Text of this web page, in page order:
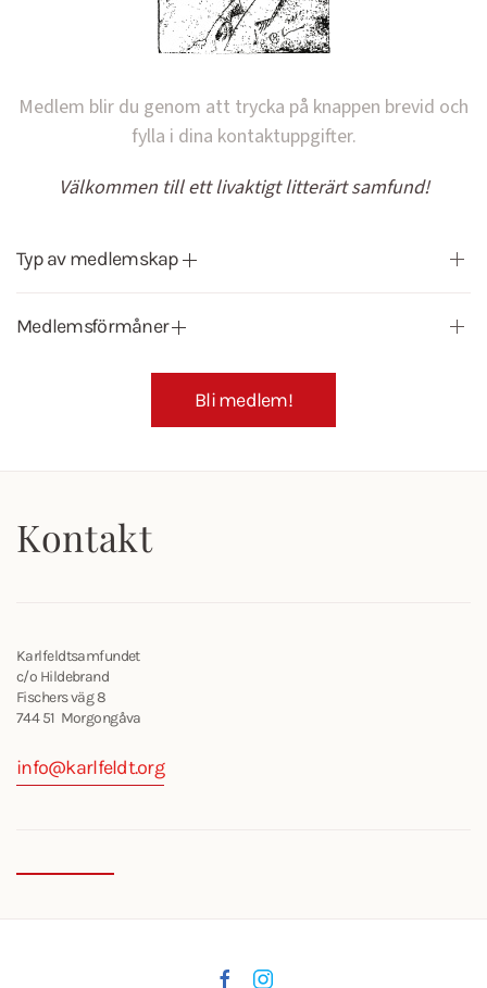
Medlem blir du genom att trycka på knappen brevid och
fylla i dina kontaktuppgifter.
Välkommen till ett livaktigt litterärt samfund!
Typ av medlemskap
Medlemsförmåner
Bli medlem!
Kontakt
Karlfeldtsamfundet
c/o Hildebrand
Fischers väg 8
744 51 Morgongåva
info@karlfeldt.org